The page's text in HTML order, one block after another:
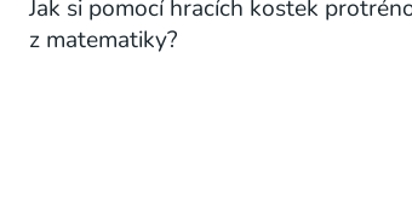
Jak si pomocí hracích kostek
z matematiky?